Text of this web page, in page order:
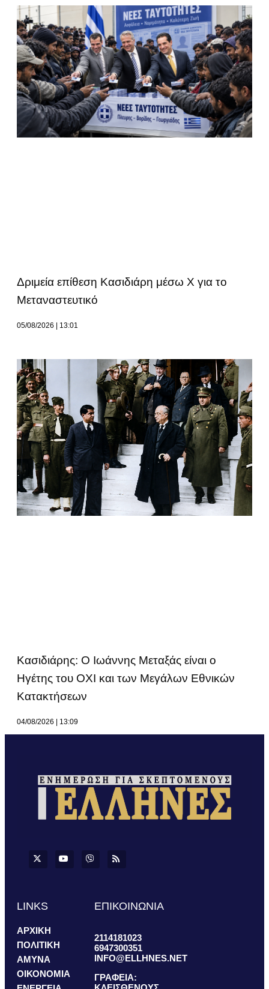
Δριμεία επίθεση Κασιδιάρη μέσω Χ για το
Μεταναστευτικό
05/08/2026 13:01
Κασιδιάρης: Ο Ιωάννης Μεταξάς είναι ο
Ηγέτης του ΟΧΙ και των Μεγάλων Εθνικών
Κατακτήσεων
04/08/2026 13:09
LINKS
ΑΡΧΙΚΗ
ΠΟΛΙΤΙΚΗ
ΑΜΥΝΑ
ΟΙΚΟΝΟΜΙΑ
ΕΠΙΚΟΙΝΩΝΙΑ
2114181023
6947300351
INFO@ELLHNES.NET
ΓΡΑΦΕΙΑ: